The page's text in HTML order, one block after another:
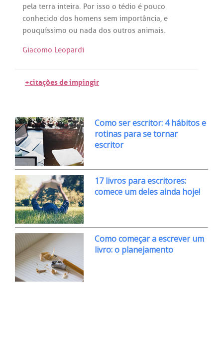
pela terra inteira. Por isso o tédio é pouco
conhecido dos homens sem importância, e
pouquíssimo ou nada dos outros animais.
Giacomo Leopardi
+citações de impingir
Como ser escritor: 4 hábitos e
rotinas para se tornar
escritor
17 livros para escritores:
comece um deles ainda hoje!
Como começar a escrever um
livro: o planejamento